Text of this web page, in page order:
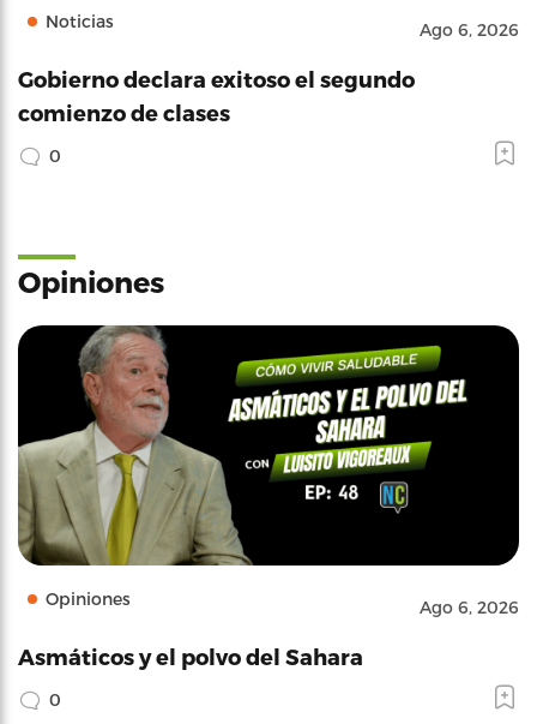
Noticias Ago 6, 2026
Gobierno declara exitoso el segundo
comienzo de clases
0
Opiniones
Opiniones Ago 6, 2026
Asmáticos y el polvo del Sahara
0